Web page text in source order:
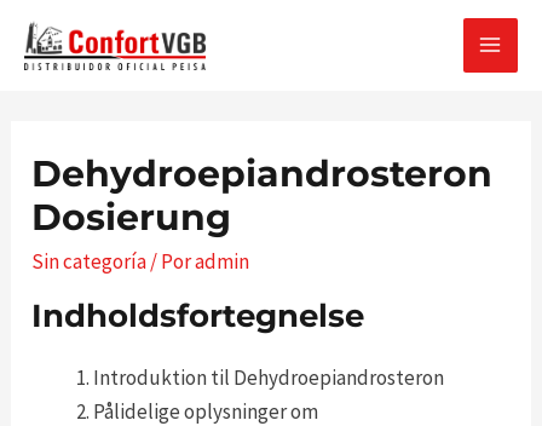
MAIN
Dehydroepiandrosteron
Dosierung
Sin categoría/ Poradmin
Indholdsfortegnelse
Introduktion til Dehydroepiandrosteron
Pålidelige oplysninger om